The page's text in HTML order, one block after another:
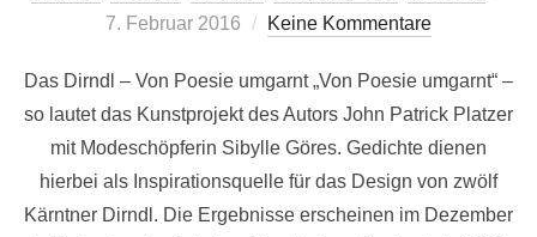
7. Februar 2016 Keine Kommentare
Das Dirndl – Von Poesie umgarnt „Von Poesie umgarnt“ –
so lautet das Kunstprojekt des Autors John Patrick Platzer
mit Modeschöpferin Sibylle Göres. Gedichte dienen
hierbei als Inspirationsquelle für das Design von zwölf
Kärntner Dirndl. Die Ergebnisse erscheinen im Dezember